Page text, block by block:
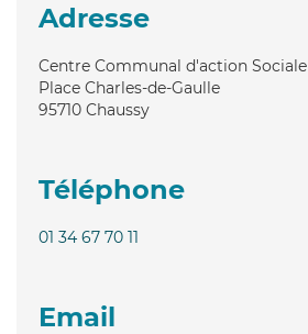
Adresse
Centre Communal d'action Sociale
Place Charles-de-Gaulle
95710 Chaussy
Téléphone
01 34 67 70 11
Email